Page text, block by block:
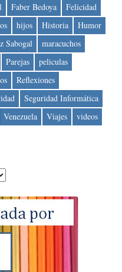
Faber Bedoya
Felicidad
hijos Historia
Humor
Sabogal
maracuchos
Parejas
peliculas
Reflexiones
Seguridad Informática
Venezuela Viajes videos